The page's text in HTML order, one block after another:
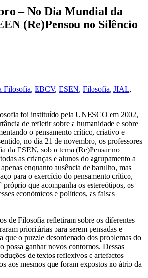
– No Dia Mundial da
(Re)Pensou no Silêncio
Filosofia, EBCV, ESEN, Filosofia, JIAL,
foi instituído pela UNESCO em 2002,
de refletir sobre a humanidade e sobre
o pensamento crítico, criativo e
no dia 21 de novembro, os professores
da ESEN, sob o tema (Re)Pensar no
as crianças e alunos do agrupamento a
enquanto ausência de barulho, mas
para o exercício do pensamento crítico,
próprio que acompanha os estereótipos, os
económicos e políticos, as falsas
de Filosofia refletiram sobre os diferentes
prioritárias para serem pensadas e
que o puzzle desordenado dos problemas do
possa ganhar novos contornos. Dessas
de textos reflexivos e artefactos
aos mesmos que foram expostos no átrio da